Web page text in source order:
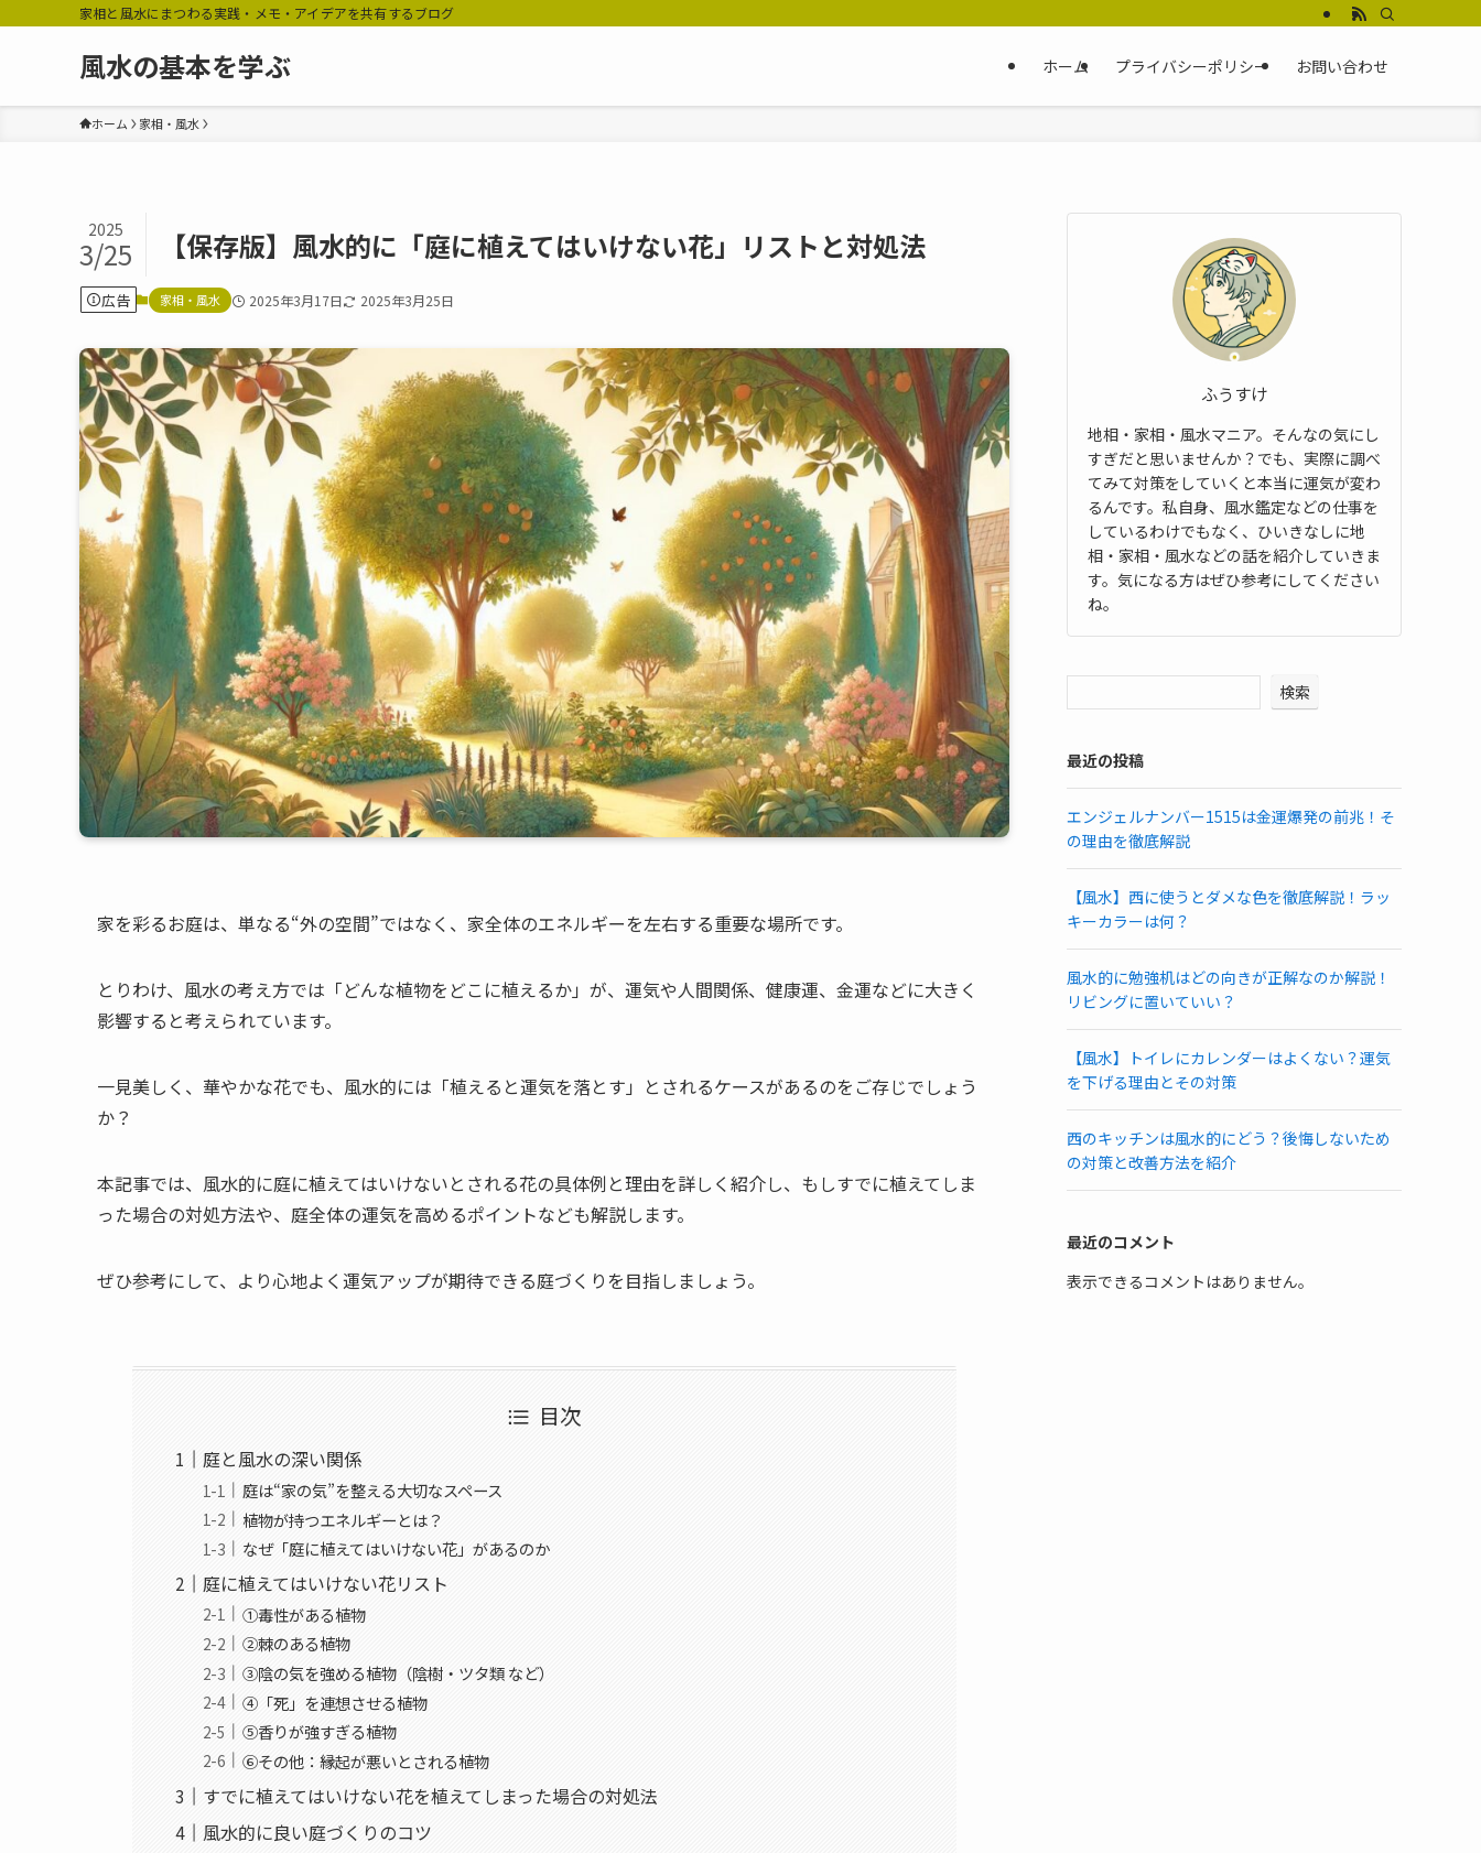
家相と風水にまつわる実践・メモ・アイデアを共有するブログ
風水の基本を学ぶ ホーム プライバシーポリシー お問い合わせ
ホーム 家相・風水
【保存版】風水的に「庭に植えてはいけない花」リストと対処法
2025
3/25
広告 家相・風水 2025年3月17日 2025年3月25日
家を彩るお庭は、単なる“外の空間”ではなく、家全体のエネルギーを左右する重要な場所です。
とりわけ、風水の考え方では「どんな植物をどこに植えるか」が、運気や人間関係、健康運、金運などに大きく
影響すると考えられています。
一見美しく、華やかな花でも、風水的には「植えると運気を落とす」とされるケースがあるのをご存じでしょう
か？
本記事では、風水的に庭に植えてはいけないとされる花の具体例と理由を詳しく紹介し、もしすでに植えてしま
った場合の対処方法や、庭全体の運気を高めるポイントなども解説します。
ぜひ参考にして、より心地よく運気アップが期待できる庭づくりを目指しましょう。
目次
庭と風水の深い関係
庭は“家の気”を整える大切なスペース
植物が持つエネルギーとは？
なぜ「庭に植えてはいけない花」があるのか
庭に植えてはいけない花リスト
①毒性がある植物
②棘のある植物
③陰の気を強める植物（陰樹・ツタ類 など）
④「死」を連想させる植物
⑤香りが強すぎる植物
⑥その他：縁起が悪いとされる植物
すでに植えてはいけない花を植えてしまった場合の対処法
風水的に良い庭づくりのコツ
ふうすけ
地相・家相・風水マニア。そんなの気にし
すぎだと思いませんか？でも、実際に調べ
てみて対策をしていくと本当に運気が変わ
るんです。私自身、風水鑑定などの仕事を
しているわけでもなく、ひいきなしに地
相・家相・風水などの話を紹介していきま
す。気になる方はぜひ参考にしてください
ね。
検索
最近の投稿
エンジェルナンバー1515は金運爆発の前兆！そ
の理由を徹底解説
【風水】西に使うとダメな色を徹底解説！ラッ
キーカラーは何？
風水的に勉強机はどの向きが正解なのか解説！
リビングに置いていい？
【風水】トイレにカレンダーはよくない？運気
を下げる理由とその対策
西のキッチンは風水的にどう？後悔しないため
の対策と改善方法を紹介
最近のコメント
表示できるコメントはありません。